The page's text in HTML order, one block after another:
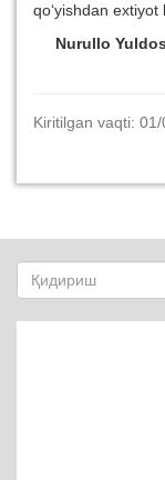
qo‘yishdan extiyot
Nurullo
Kiritilgan vaqti: